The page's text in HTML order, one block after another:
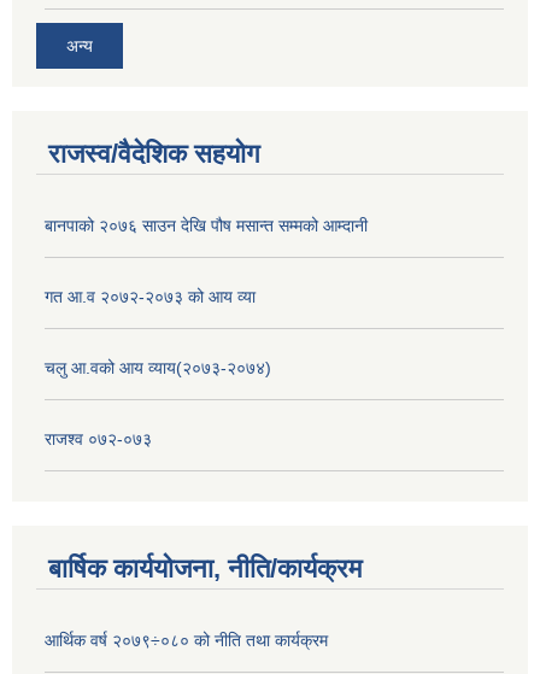
अन्य
राजस्व/वैदेशिक सहयोग
बानपाको २०७६ साउन देखि पौष मसान्त सम्मको आम्दानी
गत आ.व २०७२-२०७३ को आय व्या
चलु आ.वको आय व्याय(२०७३-२०७४)
राजश्व ०७२-०७३
बार्षिक कार्ययोजना, नीति/कार्यक्रम
आर्थिक वर्ष २०७९÷०८० को नीति तथा कार्यक्रम